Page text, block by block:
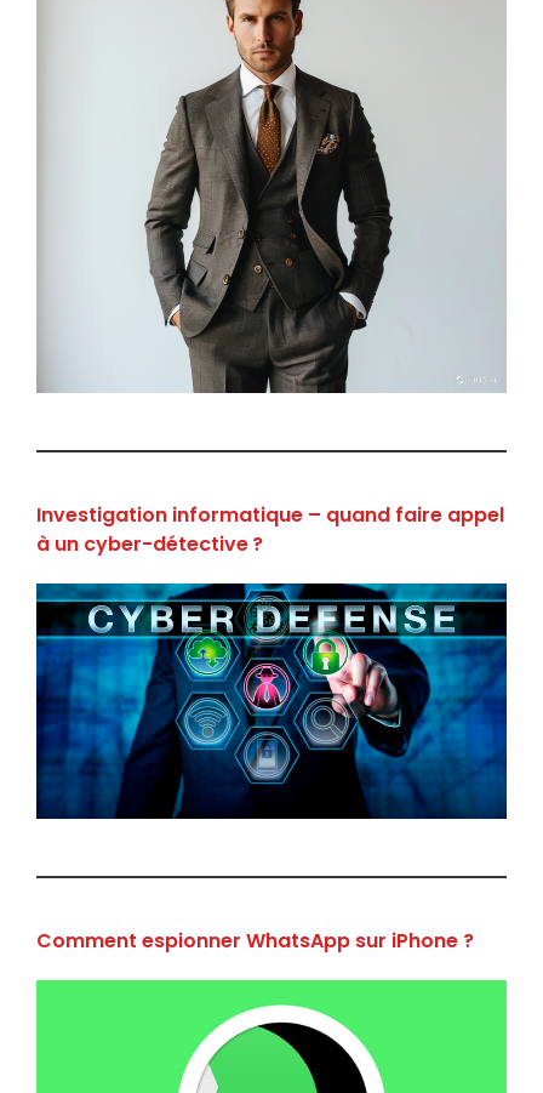
Investigation informatique – quand faire appel
à un cyber-détective ?
Comment espionner WhatsApp sur iPhone ?